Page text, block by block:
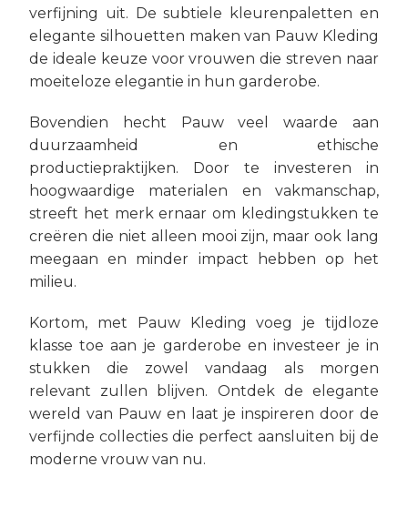
verfijning uit. De subtiele kleurenpaletten en
elegante silhouetten maken van Pauw Kleding
de ideale keuze voor vrouwen die streven naar
moeiteloze elegantie in hun garderobe.
Bovendien hecht Pauw veel waarde aan
duurzaamheid en ethische
productiepraktijken. Door te investeren in
hoogwaardige materialen en vakmanschap,
streeft het merk ernaar om kledingstukken te
creëren die niet alleen mooi zijn, maar ook lang
meegaan en minder impact hebben op het
milieu.
Kortom, met Pauw Kleding voeg je tijdloze
klasse toe aan je garderobe en investeer je in
stukken die zowel vandaag als morgen
relevant zullen blijven. Ontdek de elegante
wereld van Pauw en laat je inspireren door de
verfijnde collecties die perfect aansluiten bij de
moderne vrouw van nu.